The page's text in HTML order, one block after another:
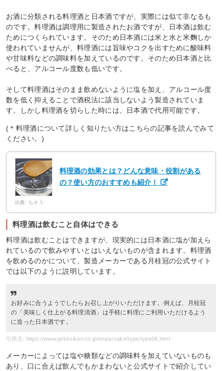
お酒に分類される料理酒と日本酒ですが、実際には似て非なるも
のです。料理酒は調理用に製造されたお酒ですが、日本酒は飲む
ためにつくられています。そのため日本酒には米と水と米麴しか
使われていませんが、料理酒には旨味やコクを出すために酸味料
や甘味料などの調味料を加えているのです。そのため日本酒と比
べると、アルコール度数も低いです。
そして料理酒はそのまま飲めないように塩を加え、アルコール度
数を低く抑えることで酒税法に該当しないよう製造されていま
す。しかし料理酒を切らした時には、日本酒で代用可能です。
(＊料理酒について詳しく知りたい方はこちらの記事を読んでみて
ください。)
料理酒の効果とは？どんな意味・役割がある
の？使い方のおすすめも紹介！
出典: ちそう
料理酒は飲むこと自体はできる
料理酒は飲むことはできますが、現実的には日本酒に塩が加えら
れているので飲みやすいとはいえないものが含まれます。料理酒
を飲めるのかについて、製造メーカーである月桂冠の公式サイト
では以下のように説明しています。
お好みに合うようでしたらお召し上がりいただけます。例えば、月桂冠
の「美味しく仕上がる料理清酒」は手軽に料理にご利用いただけるよう
に造った日本酒です。
引用元: https://www.gekkeikan.co.jp/enjoy/sake/type/type06.html
メーカーによっては塩や糖類などの調味料を加えていないものも
あり、口に合えば飲んでもかまわないと公式サイトで紹介してい